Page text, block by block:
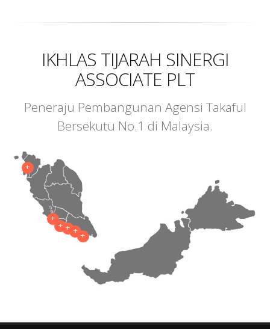
IKHLAS TIJARAH SINERGI
ASSOCIATE PLT
Peneraju Pembangunan Agensi Takaful
Bersekutu No.1 di Malaysia.
+ +
+
+
+
+